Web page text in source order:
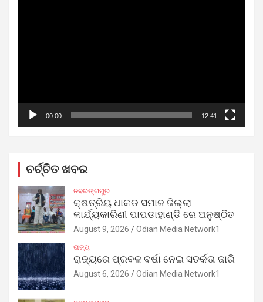
00:00 12:41
ଚର୍ଚ୍ଚିତ ଖବର
ନବରଙ୍ଗପୁର
କ୍ଷତ୍ରିୟ ଧାକଡ ସମାଜ ଜିଲ୍ଲା
କାର୍ଯ୍ୟକାରିଣୀ ପାପଡାହାଣ୍ଡି ରେ ଅନୁଷ୍ଠିତ
August 9, 2026 Odian Media Network1
ରାଜ୍ୟ
ରାଜ୍ୟରେ ପ୍ରବଳ ବର୍ଷା ନେଇ ସତର୍କତା ଜାରି
August 6, 2026 Odian Media Network1